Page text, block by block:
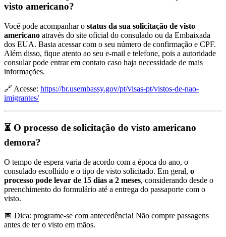
visto americano?
Você pode acompanhar o status da sua solicitação de visto
americano através do site oficial do consulado ou da Embaixada
dos EUA. Basta acessar com o seu número de confirmação e CPF.
Além disso, fique atento ao seu e-mail e telefone, pois a autoridade
consular pode entrar em contato caso haja necessidade de mais
informações.
🔗 Acesse: https://br.usembassy.gov/pt/visas-pt/vistos-de-nao-
imigrantes/
⏳ O processo de solicitação do visto americano
demora?
O tempo de espera varia de acordo com a época do ano, o
consulado escolhido e o tipo de visto solicitado. Em geral, o
processo pode levar de 15 dias a 2 meses, considerando desde o
preenchimento do formulário até a entrega do passaporte com o
visto.
📅 Dica: programe-se com antecedência! Não compre passagens
antes de ter o visto em mãos.